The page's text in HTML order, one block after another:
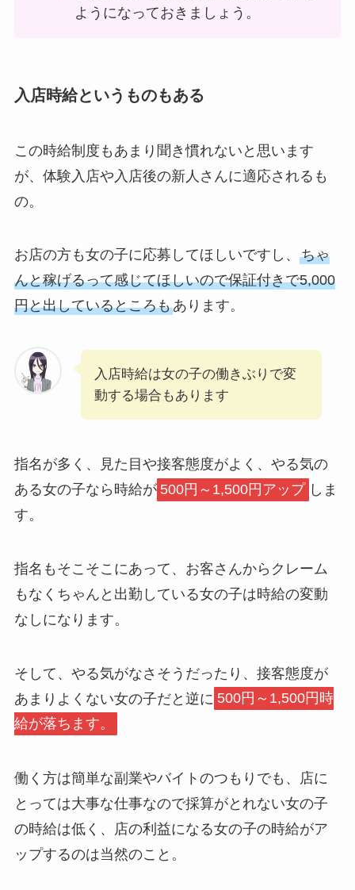
ようになっておきましょう。
入店時給というものもある
この時給制度もあまり聞き慣れないと思います
が、体験入店や入店後の新人さんに適応されるも
の。
お店の方も女の子に応募してほしいですし、 ちゃ
んと稼げるって感じてほしいので保証付きで5,000
円と出しているところもあります。
入店時給は女の子の働きぶりで変
動する場合もあります
指名が多く、見た目や接客態度がよく、やる気の
ある女の子なら時給が 500円～1,500円アップ しま
す。
指名もそこそこにあって、お客さんからクレーム
もなくちゃんと出勤している女の子は時給の変動
なしになります。
そして、やる気がなさそうだったり、接客態度が
あまりよくない女の子だと逆に 500円～1,500円時
給が落ちます。
働く方は簡単な副業やバイトのつもりでも、店に
とっては大事な仕事なので採算がとれない女の子
の時給は低く、店の利益になる女の子の時給がア
ップするのは当然のこと。